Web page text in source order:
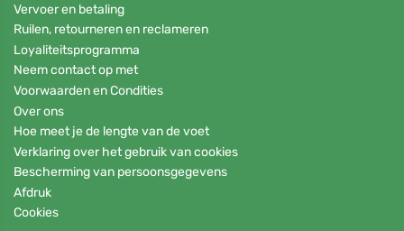
Vervoer en betaling
Ruilen, retourneren en reclameren
Loyaliteitsprogramma
Neem contact op met
Voorwaarden en Condities
Over ons
Hoe meet je de lengte van de voet
Verklaring over het gebruik van cookies
Bescherming van persoonsgegevens
Afdruk
Cookies